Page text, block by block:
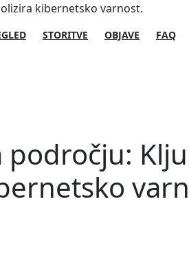
STORITVE OBJAVE FAQ
področju: